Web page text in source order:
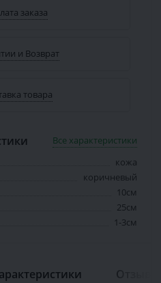
заказа
и Возврат
товара
Все характеристики
кожа
коричневый
10см
25см
1-3см